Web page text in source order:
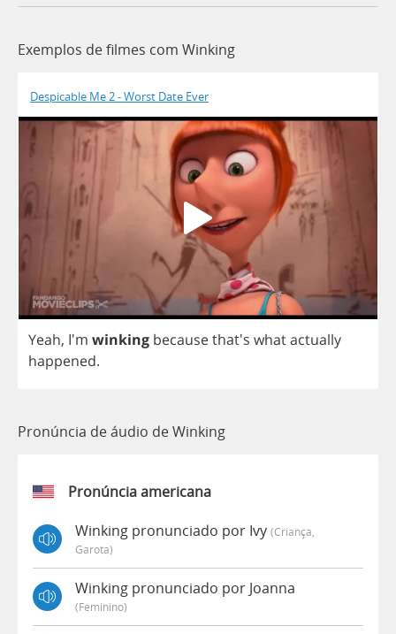
Exemplos de filmes com Winking
Despicable Me 2 - Worst Date Ever
Yeah, I'm winking becausethat's whatactually
happened.
Pronúncia de áudio de Winking
Pronúncia americana
Winking pronunciado por Ivy (criança,
Garota)
Winking pronunciado por Joanna
(feminino)